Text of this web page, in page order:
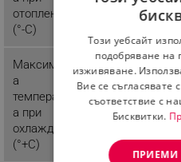
отопление
(°-C)
Максималн
а
температур
а при
охлаждане
(°+C)
Този уебсайт
подобряване на
изживяване.
Вие се съгласявате
съответствие с
Бисквитки.
ПРИЕМИ